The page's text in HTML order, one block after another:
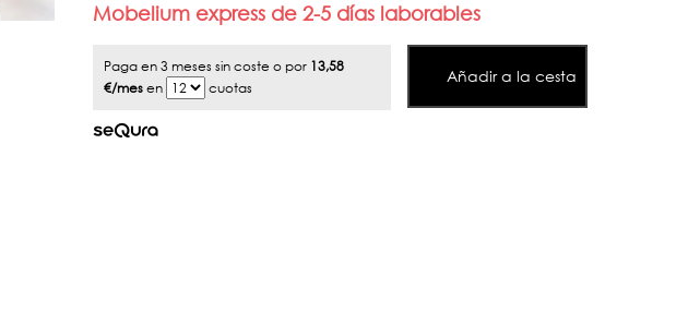
Mobelium express de 2-5 días laborables
Paga en 3 meses sin coste o por 13,58
€/mesen cuotas
Añadir a la cesta